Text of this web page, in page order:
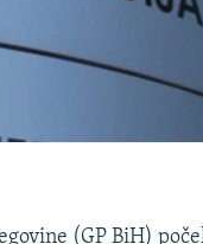
(GP BiH)